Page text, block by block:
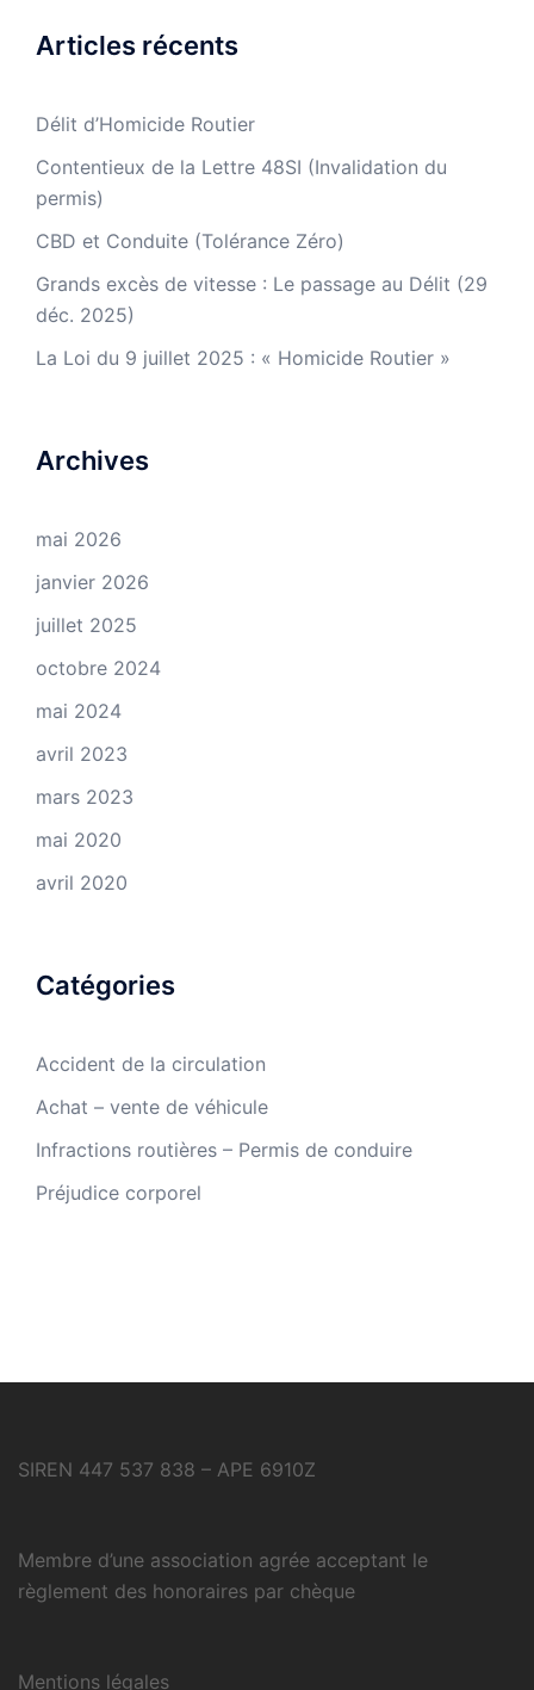
Articles récents
Délit d’Homicide Routier
Contentieux de la Lettre 48SI (Invalidation du
permis)
CBD et Conduite (Tolérance Zéro)
Grands excès de vitesse : Le passage au Délit (29
déc. 2025)
La Loi du 9 juillet 2025 : « Homicide Routier »
Archives
mai 2026
janvier 2026
juillet 2025
octobre 2024
mai 2024
avril 2023
mars 2023
mai 2020
avril 2020
Catégories
Accident de la circulation
Achat – vente de véhicule
Infractions routières – Permis de conduire
Préjudice corporel
SIREN 447 537 838 – APE 6910Z
Membre d’une association agrée acceptant le
règlement des honoraires par chèque
Mentions légales